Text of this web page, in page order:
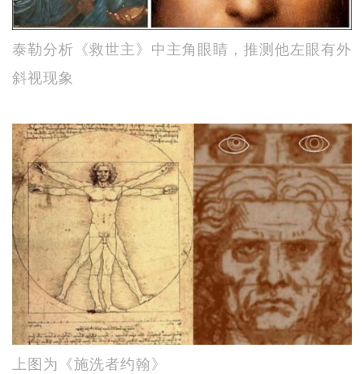
泰勒分析《救世主》中主角眼睛，推测他左眼有外
斜视现象
上图为《施洗者约翰》